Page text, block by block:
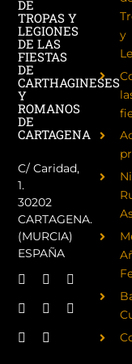
DE
TROPAS Y
LEGIONES
DE LAS
FIESTAS
DE
CARTHAGINESES
Y
ROMANOS
DE
CARTAGENA
C/ Caridad,
1.
30202
CARTAGENA.
(MURCIA)
ESPAÑA
y